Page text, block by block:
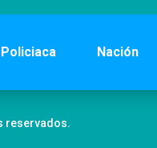
Policiaca Nación
reservados.